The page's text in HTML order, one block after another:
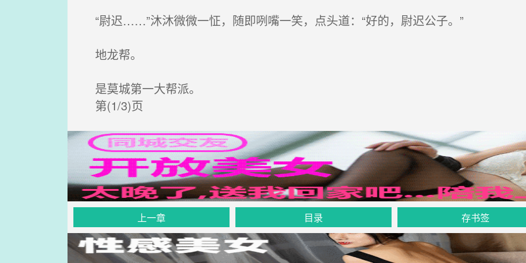
“尉迟……”沐沐微微一怔，随即咧嘴一笑，点头道：“好的，尉迟公子。”
地龙帮。
是莫城第一大帮派。
第(1/3)页
上一章 目录 存书签